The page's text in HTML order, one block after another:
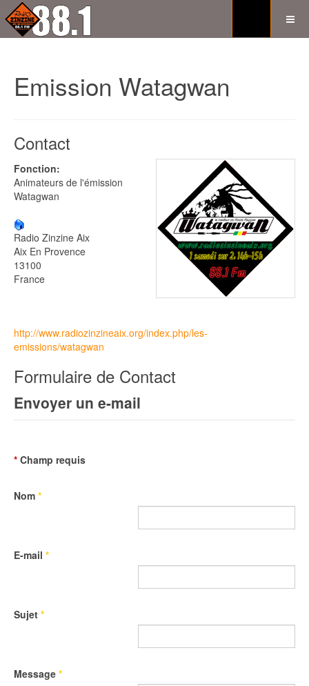
Emission Watagwan
Contact
Fonction:
Animateurs de l'émission
Watagwan
Radio Zinzine Aix
Aix En Provence
13100
France
http://www.radiozinzineaix.org/index.php/les-
emissions/watagwan
Formulaire de Contact
Envoyer un e-mail
* Champ requis
Nom *
E-mail *
Sujet *
Message *